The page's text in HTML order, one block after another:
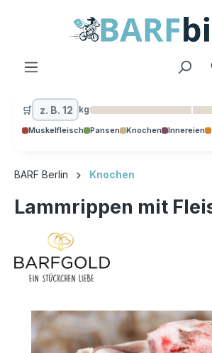
🛒 kg
Muskelfleisch Pansen Knochen Innereien
BARF Berlin Knochen
Lammrippen mit
Bildergalerie überspringen